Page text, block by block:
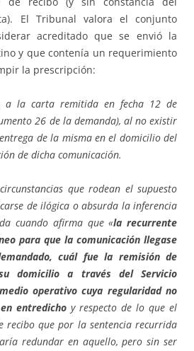
El Tribunal valora el conjunto
acreditado que se envió la
y que contenía un requerimiento
la prescripción:
a la carta remitida en fecha 12 de
26 de la demanda), al no existir
de la misma en el domicilio del
de dicha comunicación.
que rodean el supuesto
de ilógica o absurda la inferencia
cuando afirma que «la recurrente
para que la comunicación llegase
cuál fue la remisión de
domicilio a través del Servicio
operativo cuya regularidad no
entredicho y respecto de lo que el
recibo que por la sentencia recurrida
redundar en aquello, pero sin ser